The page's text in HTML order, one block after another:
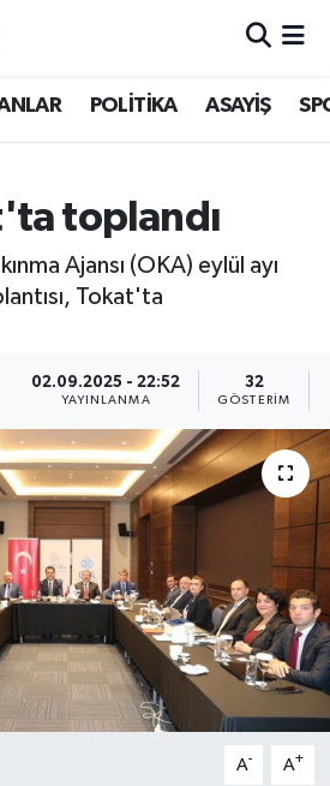
POLİTİKA ASAYİŞ
toplandı
Ajansı (OKA) eylül ayı
Tokat'ta
02.09.2025 - 22:52
YAYINLANMA
32
GÖSTERIM
A- A+
ve Fikstür